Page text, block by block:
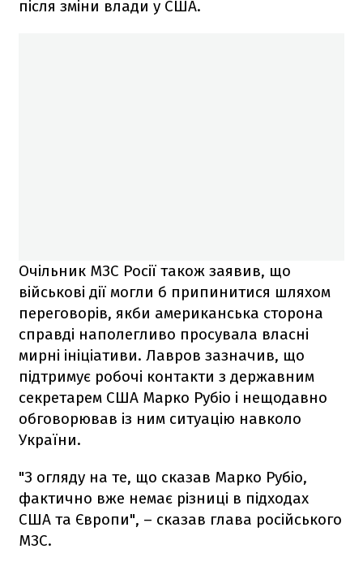
після зміни влади у США.
Очільник МЗС Росії також заявив, що
військові дії могли б припинитися шляхом
переговорів, якби американська сторона
справді наполегливо просувала власні
мирні ініціативи. Лавров зазначив, що
підтримує робочі контакти з державним
секретарем США Марко Рубіо і нещодавно
обговорював із ним ситуацію навколо
України.
"З огляду на те, що сказав Марко Рубіо,
фактично вже немає різниці в підходах
США та Європи", – сказав глава російського
МЗС.